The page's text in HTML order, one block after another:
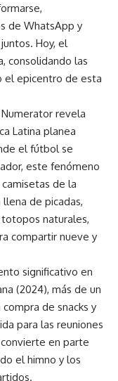
de WhatsApp y
Hoy, el
consolidando las
el epicentro de esta
revela
Latina planea
el fútbol se
este fenómeno
de la
de picadas,
naturales,
compartir nueve y
significativo en
(2024), más de un
de snacks y
para las reuniones
en parte
el himno y los